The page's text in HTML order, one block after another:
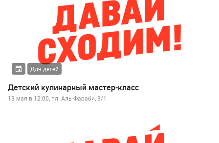
Для детей
Детский кулинарный мастер-класс
13 мая в 12:00, пл. Аль-Фараби, 3/1